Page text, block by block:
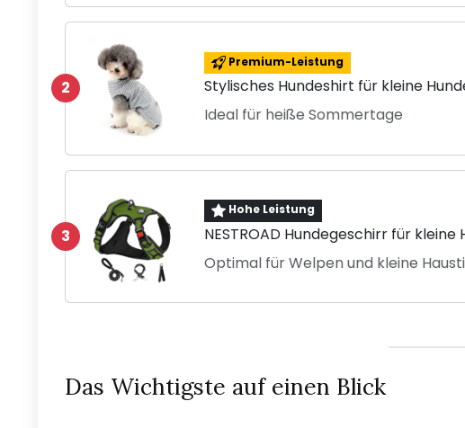
2
Premium-Leistung
Stylisches Hundeshirt für kleine
Ideal für heiße Sommertage
3
Hohe Leistung
NESTROAD Hundegeschirr für kleine
Optimal für Welpen und kleine
Das Wichtigste auf einen Blick